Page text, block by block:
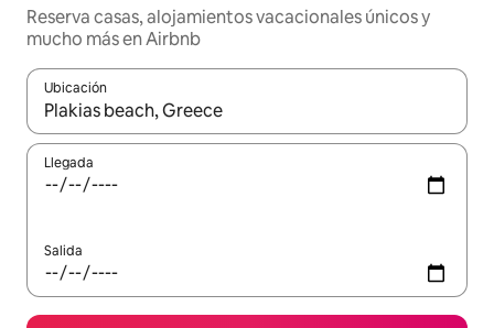
Reserva casas, alojamientos vacacionales únicos y
mucho más en Airbnb
Ubicación
Cuando los resultados estén disponibles, podrás navegar
Llegada
Salida